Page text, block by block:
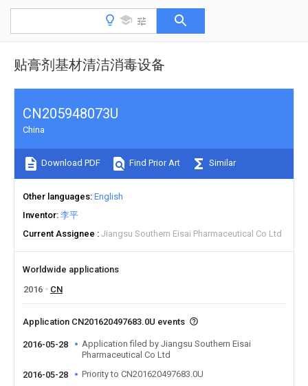
贴膏剂基材清洁消毒设备
CN205948073U
China
Download PDF Find Prior Art Similar
Other languages English
Inventor 李平
Current Assignee
Jiangsu Southern Eisai Pharmaceutical Co Ltd
Worldwide applications
2016
CN
Application CN201620497683.0U events
2016-05-28
Application filed by Jiangsu Southern Eisai
Pharmaceutical Co Ltd
2016-05-28
Priority to CN201620497683.0U